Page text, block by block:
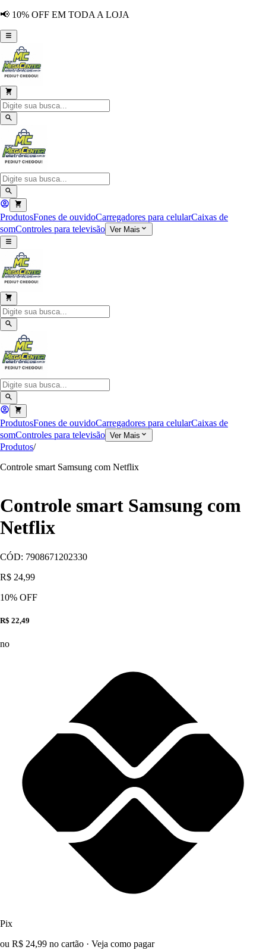
📢 10% OFF EM TODA A LOJA
ProdutosFones de ouvidoCarregadores para celularCaixas de
somControles para televisão Ver Mais
ProdutosFones de ouvidoCarregadores para celularCaixas de
somControles para televisão Ver Mais
Produtos/
Controle smart Samsung com Netflix
Controle smart Samsung com
Netflix
CÓD: 7908671202330
R$ 24,99
10% OFF
R$ 22,49
no
Pix
ou R$ 24,99 no cartão · Veja como pagar